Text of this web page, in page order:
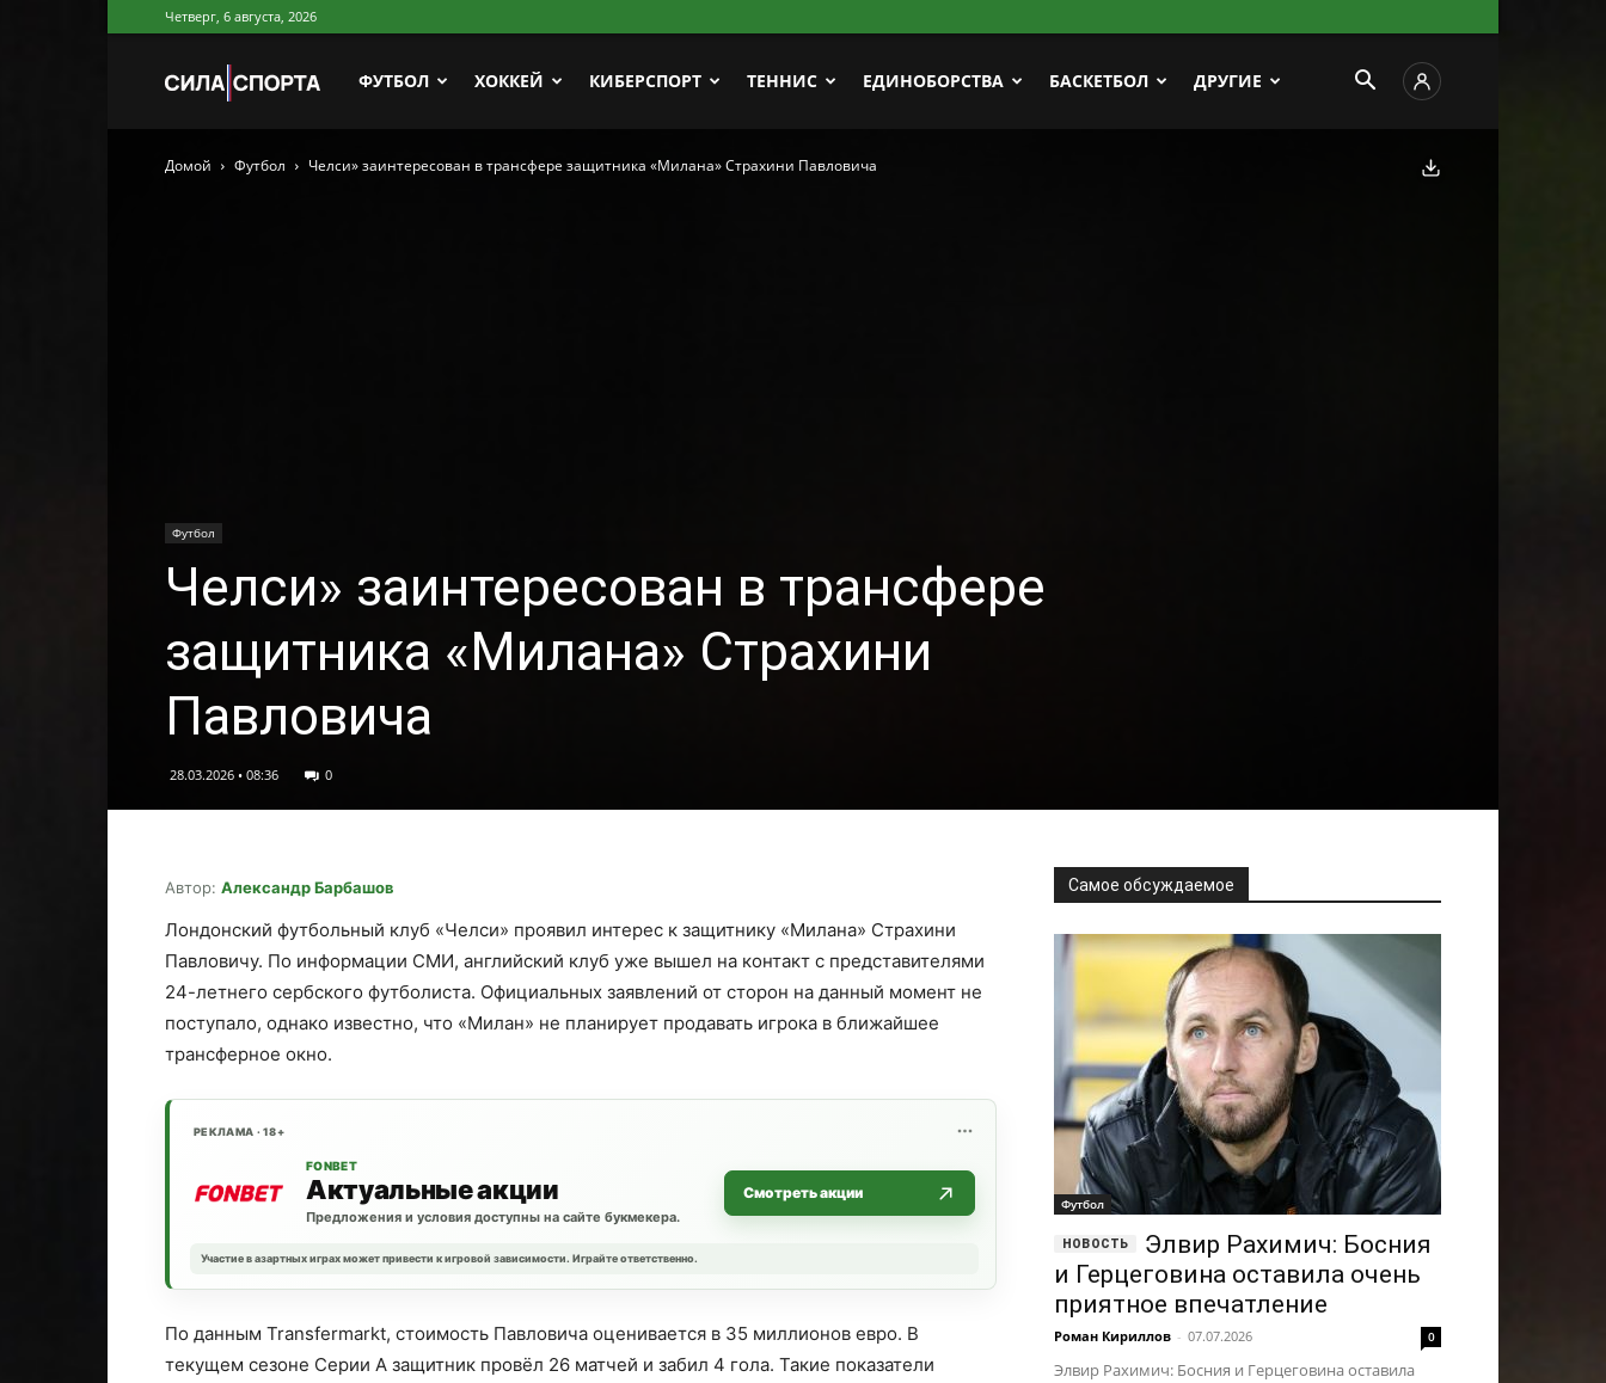
Четверг, 6 августа, 2026
Сила
Спорта
ФУТБОЛ ХОККЕЙ КИБЕРСПОРТ ТЕННИС ЕДИНОБОРСТВА БАСКЕТБОЛ ДРУГИЕ
Домой Футбол Челси» заинтересован в трансфере защитника «Милана» Страхини Павловича
Футбол
Челси» заинтересован в трансфере
защитника «Милана» Страхини
Павловича
28.03.2026 • 08:36 0
Скачать фото
Автор: Александр Барбашов
Лондонский футбольный клуб «Челси» проявил интерес к защитнику «Милана» Страхини
Павловичу. По информации СМИ, английский клуб уже вышел на контакт с представителями
24-летнего сербского футболиста. Официальных заявлений от сторон на данный момент не
поступало, однако известно, что «Милан» не планирует продавать игрока в ближайшее
трансферное окно.
РЕКЛАМА · 18+
FONBET
Актуальные акции
Предложения и условия доступны на сайте букмекера.
Смотреть акции
Участие в азартных играх может привести к игровой зависимости. Играйте ответственно.
По данным Transfermarkt, стоимость Павловича оценивается в 35 миллионов евро. В
текущем сезоне Серии А защитник провёл 26 матчей и забил 4 гола. Такие показатели
Самое обсуждаемое
Футбол
Элвир Рахимич: Босния
и Герцеговина оставила очень
приятное впечатление
Роман Кириллов - 07.07.2026 0
Элвир Рахимич: Босния и Герцеговина оставила